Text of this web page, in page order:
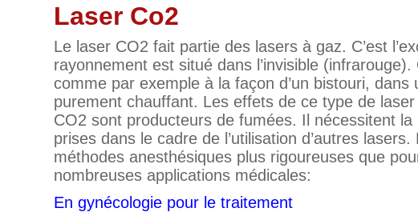
Laser Co2
Le laser CO2 fait partie des lasers à gaz. C’est
rayonnement est situé dans l’invisible
comme par exemple à la façon d’un bistouri,
purement chauffant. Les effets de ce type de
CO2 sont producteurs de fumées. Il nécessitent
prises dans le cadre de l’utilisation d’autres
méthodes anesthésiques plus rigoureuses que
nombreuses applications médicales:
En gynécologie pour le traitement